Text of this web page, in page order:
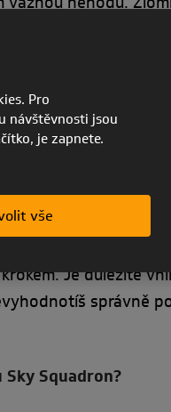
a jediná
součást mého
před startem?
před
paraglidingu
naučil?
Je důležité
správně
Squadron?
Pro
návštěvnosti jsou
je zapnete.
vše